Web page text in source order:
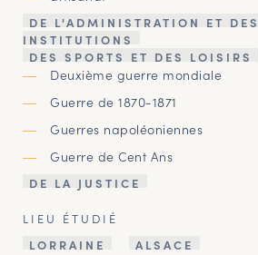
DE L'ADMINISTRATION ET DES
INSTITUTIONS
DES SPORTS ET DES LOISIRS
Deuxième guerre mondiale
Guerre de 1870-1871
Guerres napoléoniennes
Guerre de Cent Ans
DE LA JUSTICE
LIEU ÉTUDIÉ
LORRAINE
ALSACE